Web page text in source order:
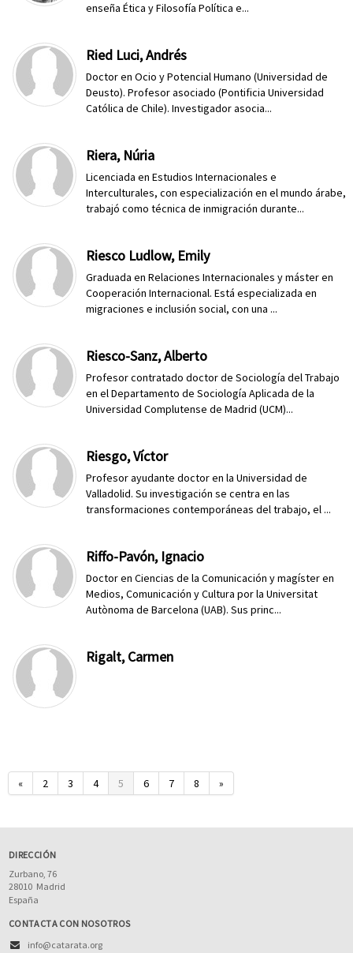
enseña Ética y Filosofía Política e...
Ried Luci, Andrés
Doctor en Ocio y Potencial Humano (Universidad de
Deusto). Profesor asociado (Pontificia Universidad
Católica de Chile). Investigador asocia...
Riera, Núria
Licenciada en Estudios Internacionales e
Interculturales, con especialización en el mundo árabe,
trabajó como técnica de inmigración durante...
Riesco Ludlow, Emily
Graduada en Relaciones Internacionales y máster en
Cooperación Internacional. Está especializada en
migraciones e inclusión social, con una ...
Riesco-Sanz, Alberto
Profesor contratado doctor de Sociología del Trabajo
en el Departamento de Sociología Aplicada de la
Universidad Complutense de Madrid (UCM)...
Riesgo, Víctor
Profesor ayudante doctor en la Universidad de
Valladolid. Su investigación se centra en las
transformaciones contemporáneas del trabajo, el ...
Riffo-Pavón, Ignacio
Doctor en Ciencias de la Comunicación y magíster en
Medios, Comunicación y Cultura por la Universitat
Autònoma de Barcelona (UAB). Sus princ...
Rigalt, Carmen
« 2 3 4 5 6 7 8 »
DIRECCIÓN
Zurbano, 76
28010 Madrid
España
CONTACTA CON NOSOTROS
info@catarata.org